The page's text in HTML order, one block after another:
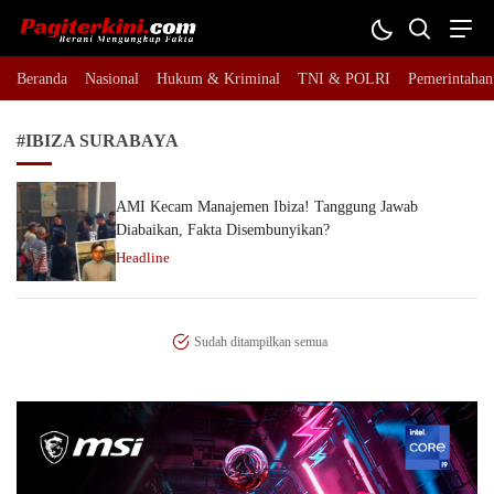
Pagiterkini.com
Berani Mengungkap Fakta
Beranda Nasional Hukum & Kriminal TNI & POLRI Pemerintahan
#IBIZA SURABAYA
AMI Kecam Manajemen Ibiza! Tanggung Jawab
Diabaikan, Fakta Disembunyikan?
Headline
Sudah ditampilkan semua